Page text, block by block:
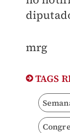
mrg
TAGS